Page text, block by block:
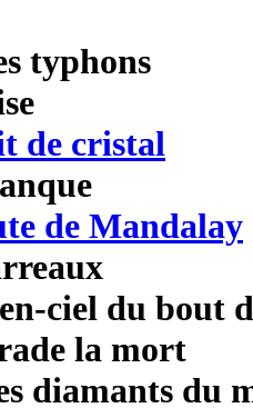
typhons
de cristal
de Mandalay
ciel du bout
la mort
diamants du